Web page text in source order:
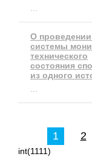
О проведении
системы
технического
состояния
из одного
1 2
int(1111)